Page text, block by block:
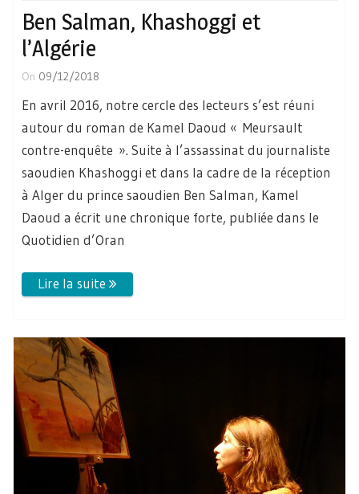
Ben Salman, Khashoggi et
l’Algérie
On 09/12/2018
En avril 2016, notre cercle des lecteurs s’est réuni
autour du roman de Kamel Daoud « Meursault
contre-enquête ». Suite à l’assassinat du journaliste
saoudien Khashoggi et dans la cadre de la réception
à Alger du prince saoudien Ben Salman, Kamel
Daoud a écrit une chronique forte, publiée dans le
Quotidien d’Oran